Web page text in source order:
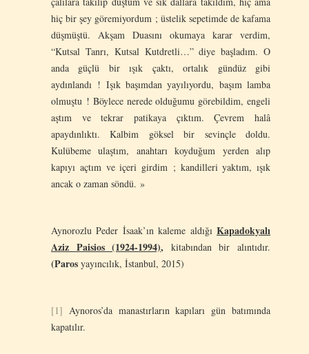
hiç bir şey göremiyordum ; üstelik sepetimde de kafama
düşmüştü. Akşam Duasını okumaya karar verdim,
“Kutsal Tanrı, Kutsal Kutdretli…” diye başladım. O
anda güçlü bir ışık çaktı, ortalık gündüz gibi
aydınlandı ! Işık başımdan yayılıyordu, başım lamba
olmuştu ! Böylece nerede olduğumu görebildim, engeli
aştım ve tekrar patikaya çıktım. Çevrem halâ
apaydınlıktı. Kalbim göksel bir sevinçle doldu.
Kulübeme ulaştım, anahtarı koyduğum yerden alıp
kapıyı açtım ve içeri girdim ; kandilleri yaktım, ışık
ancak o zaman söndü. »
Aynorozlu Peder İsaak’ın kaleme aldığı Kapadokyalı
Aziz Paisios (1924-1994), kitabından bir alıntıdır.
(Paros yayıncılık, İstanbul, 2015)
[1] Aynoros’da manastırların kapıları gün batımında
kapatılır.